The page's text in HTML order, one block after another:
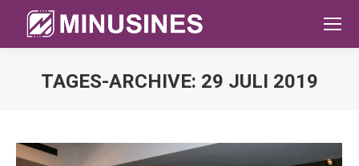
TAGES-ARCHIVE: 29 JULI 2019